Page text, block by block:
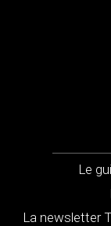
Le
La newsletter